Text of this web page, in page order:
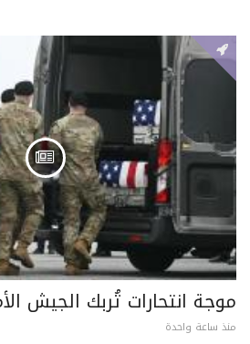
موجة انتحارات تُربك الجيش
منذ ساعة واحدة